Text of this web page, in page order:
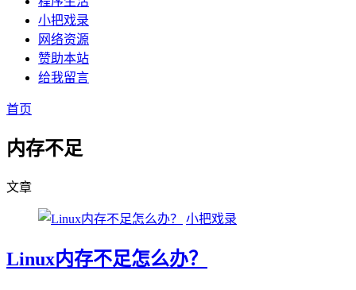
小把戏录
网络资源
赞助本站
给我留言
首页
内存不足
文章
小把戏录
Linux内存不足怎么办？